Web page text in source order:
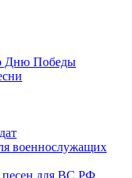
Дню Победы
военнослужащих
песен для ВС РФ